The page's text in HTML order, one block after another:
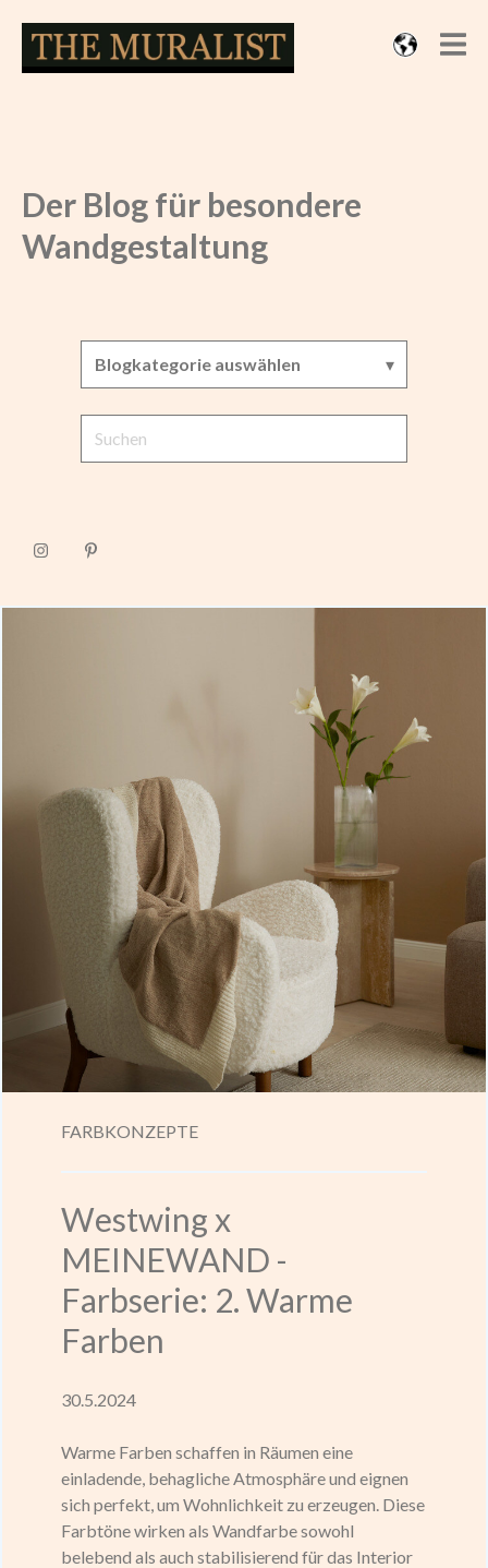
Der Blog für besondere
Wandgestaltung
FARBKONZEPTE
Westwing x
MEINEWAND -
Farbserie: 2. Warme
Farben
30.5.2024
Warme Farben schaffen in Räumen eine
einladende, behagliche Atmosphäre und eignen
sich perfekt, um Wohnlichkeit zu erzeugen. Diese
Farbtöne wirken als Wandfarbe sowohl
belebend als auch stabilisierend für das Interior